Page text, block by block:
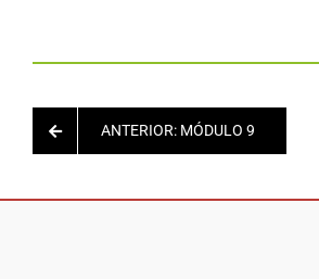
ANTERIOR: MÓDULO 9